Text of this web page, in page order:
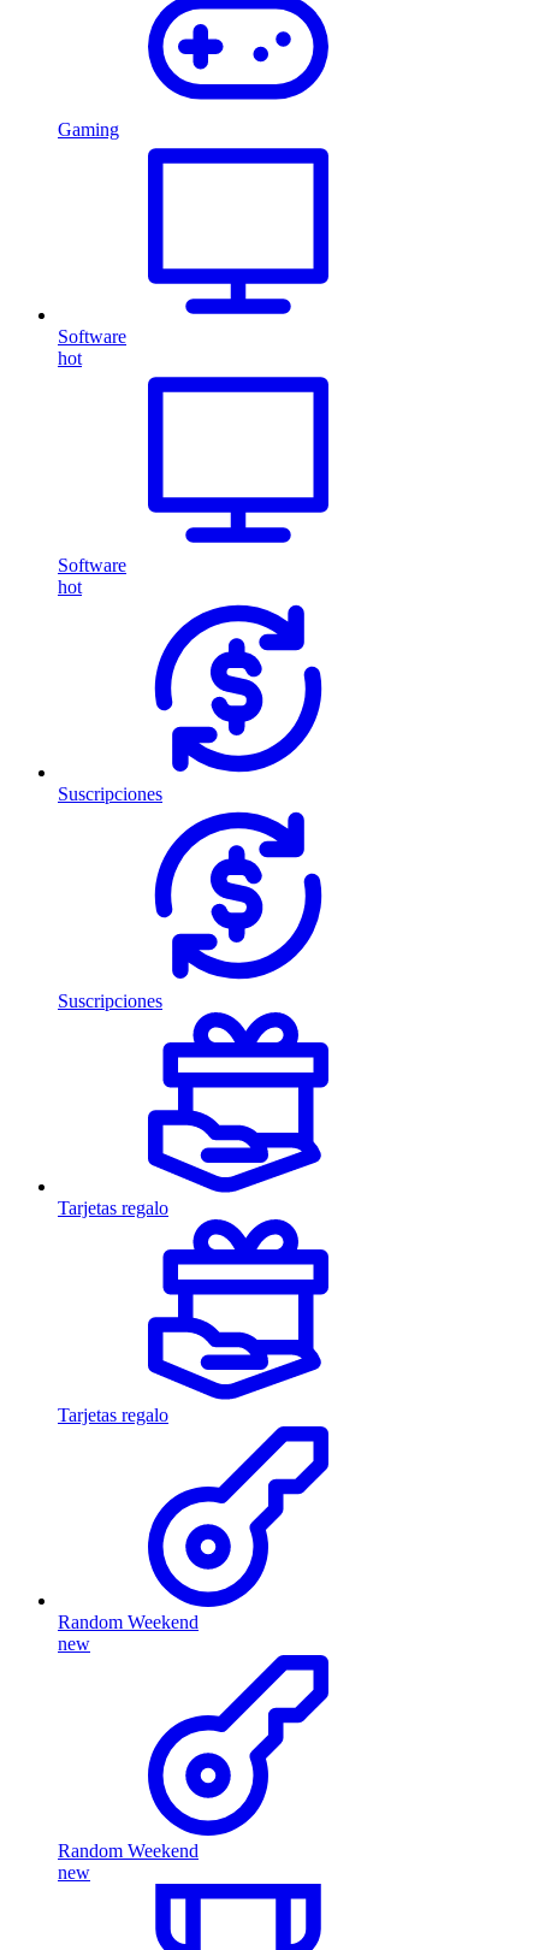
Gaming
Software
hot
Software
hot
Suscripciones
Suscripciones
Tarjetas regalo
Tarjetas regalo
Random Weekend
new
Random Weekend
new